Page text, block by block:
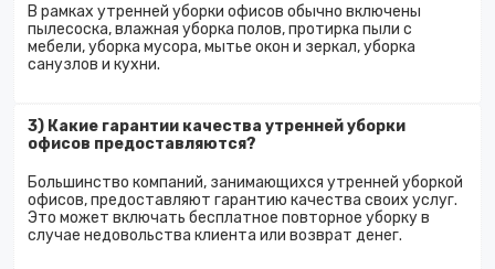
В рамках утренней уборки офисов обычно включены
пылесоска, влажная уборка полов, протирка пыли с
мебели, уборка мусора, мытье окон и зеркал, уборка
санузлов и кухни.
3) Какие гарантии качества утренней уборки
офисов предоставляются?
Большинство компаний, занимающихся утренней уборкой
офисов, предоставляют гарантию качества своих услуг.
Это может включать бесплатное повторное уборку в
случае недовольства клиента или возврат денег.